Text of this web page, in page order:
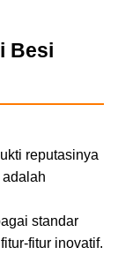
Besi
reputasinya
standar
fitur inovatif.